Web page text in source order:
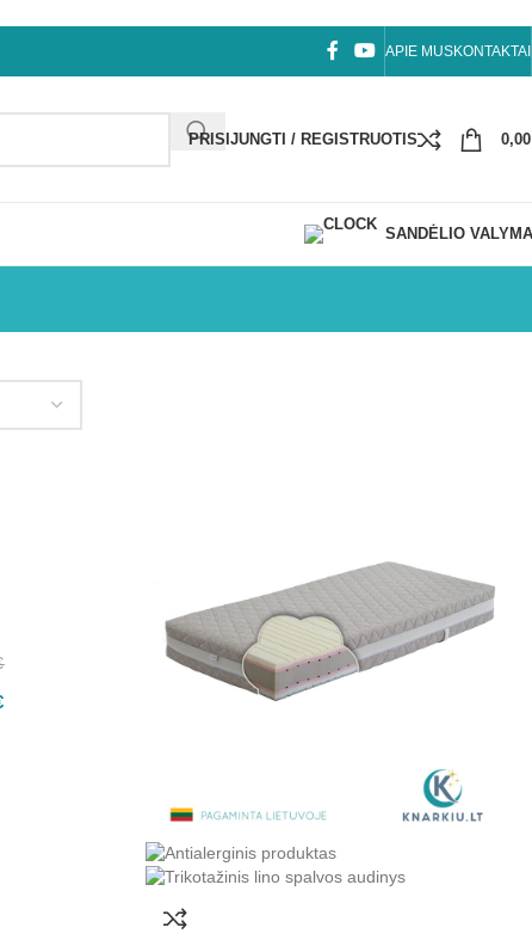
APIE MUSKONTAKTAI
PRISIJUNGTI / REGISTRUOTIS
SANDĖLIO